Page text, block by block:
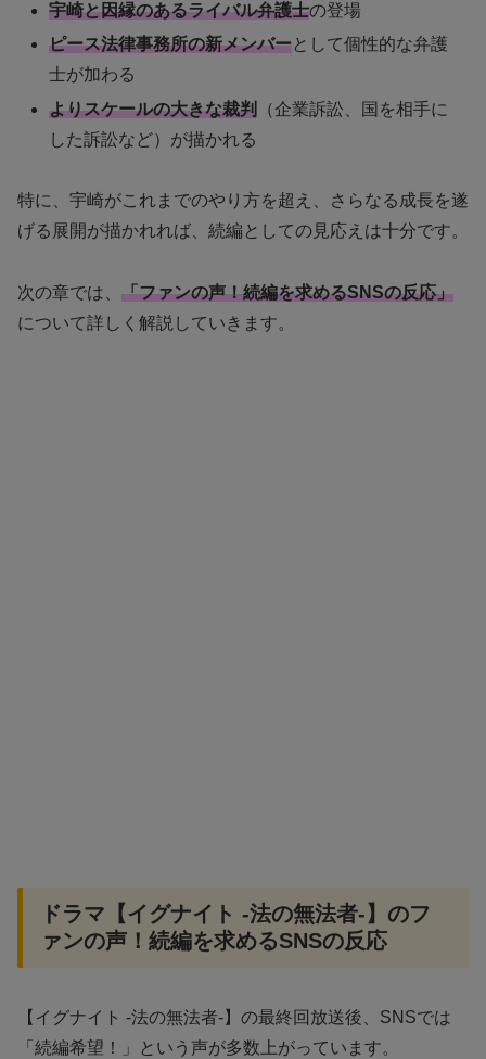
宇崎と因縁のあるライバル弁護士の登場
ピース法律事務所の新メンバーとして個性的な弁護
士が加わる
よりスケールの大きな裁判
（企業訴訟、国を相手に
した訴訟など）が描かれる
特に、宇崎がこれまでのやり方を超え、さらなる成長を遂
げる展開が描かれれば、続編としての見応えは十分です。
次の章では、 「ファンの声！続編を求めるSNSの反応」
について詳しく解説していきます。
ドラマ【イグナイト -法の無法者-】のフ
ァンの声！続編を求めるSNSの反応
【イグナイト -法の無法者-】の最終回放送後、SNSでは
「続編希望！」という声が多数上がっています。